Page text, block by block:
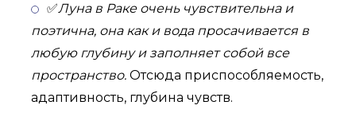
✅Луна в Раке очень чувствительна и
поэтична, она как и вода просачивается в
любую глубину и заполняет собой все
пространство. Отсюда приспособляемость,
адаптивность, глубина чувств.